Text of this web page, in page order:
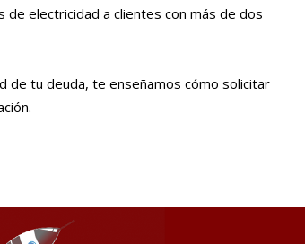
de electricidad a clientes con más de dos
de tu deuda, te enseñamos cómo solicitar